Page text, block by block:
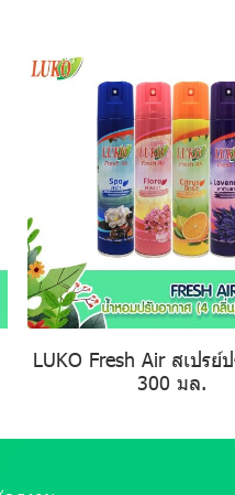
LUKO Fresh Air สเปรย์
300 มล.